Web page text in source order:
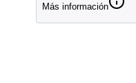
Más información